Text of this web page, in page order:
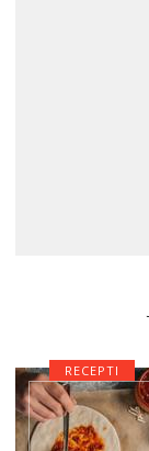
RECEPTI